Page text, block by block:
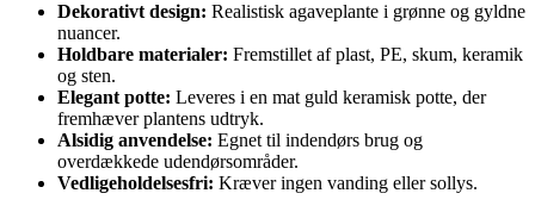
Dekorativt design: Realistisk agaveplante i grønne og gyldne
nuancer.
Holdbare materialer: Fremstillet af plast, PE, skum, keramik
og sten.
Elegant potte: Leveres i en mat guld keramisk potte, der
fremhæver plantens udtryk.
Alsidig anvendelse: Egnet til indendørs brug og
overdækkede udendørsområder.
Vedligeholdelsesfri: Kræver ingen vanding eller sollys.